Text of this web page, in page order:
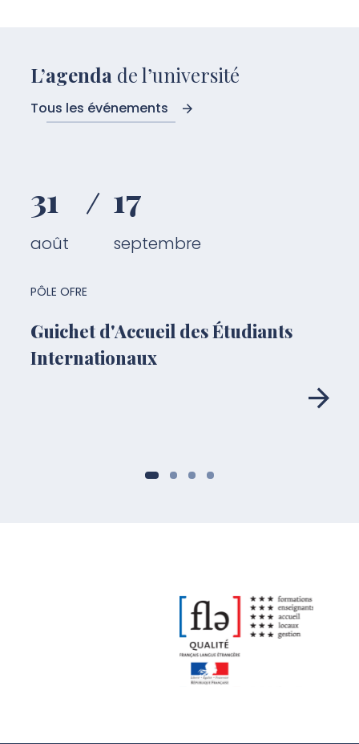
L’agenda de l’université
Tous les événements
31
août
17
septembre
Guichet d'Accueil des Étudiants
Internationaux
PÔLE OFRE